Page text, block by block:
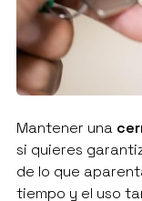
Mantener una
si quieres
de lo que
tiempo y el uso